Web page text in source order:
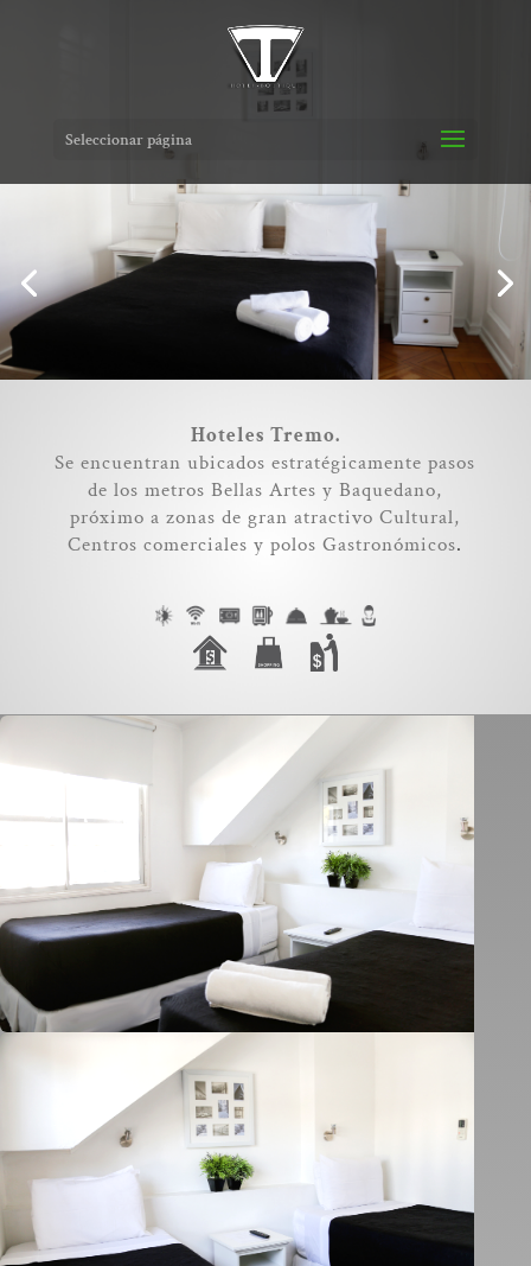
Seleccionar página
Hoteles Tremo.
Se encuentran ubicados estratégicamente pasos
de los metros Bellas Artes y Baquedano,
próximo a zonas de gran atractivo Cultural,
Centros comerciales y polos Gastronómicos.